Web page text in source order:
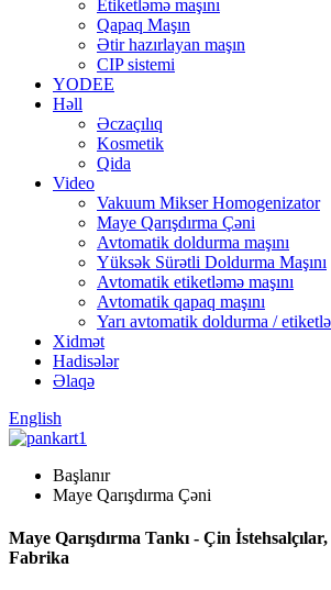
Etiketləmə maşını
Qapaq Maşın
Ətir hazırlayan maşın
CIP sistemi
YODEE
Həll
Əczaçılıq
Kosmetik
Qida
Video
Vakuum Mikser Homogenizator
Maye Qarışdırma Çəni
Avtomatik doldurma maşını
Yüksək Sürətli Doldurma Maşını
Avtomatik etiketləmə maşını
Avtomatik qapaq maşını
Yarı avtomatik doldurma /
Xidmət
Hadisələr
Əlaqə
English
Başlanır
Maye Qarışdırma Çəni
Maye Qarışdırma Tankı - Çin
Fabrika